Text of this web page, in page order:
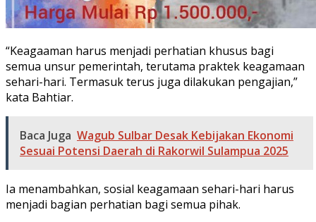
“Keagaaman harus menjadi perhatian khusus bagi
semua unsur pemerintah, terutama praktek keagamaan
sehari-hari. Termasuk terus juga dilakukan pengajian,”
kata Bahtiar.
Baca Juga Wagub Sulbar Desak Kebijakan Ekonomi
Sesuai Potensi Daerah di Rakorwil Sulampua 2025
Ia menambahkan, sosial keagamaan sehari-hari harus
menjadi bagian perhatian bagi semua pihak.